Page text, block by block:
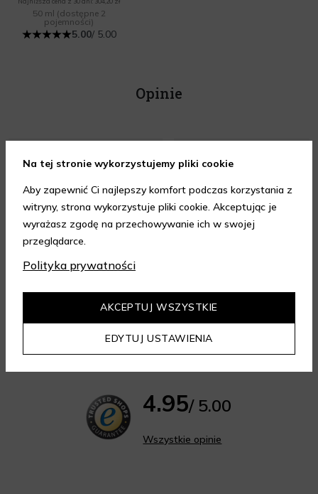
50 ml (dostępne 2
pojemności)
5.00/ 5.00
Opinie
Bardzo szybka realizacja
zamówienia. Perfumy
zapakowane perfekcyjnie.
Opinia z dnia 07.08.2026 r.
Szybka dostawa, wszystko
ok.
Opinia z dnia 07.08.2026 r.
4.95/ 5.00
Wszystkie opinie
Na tej stronie wykorzystujemy pliki cookie
Aby zapewnić Ci najlepszy komfort podczas korzystania z
witryny, strona wykorzystuje pliki cookie. Akceptując je
wyrażasz zgodę na przechowywanie ich w swojej
przeglądarce.
Polityka prywatności
EDYTUJ USTAWIENIA
AKCEPTUJ WSZYSTKIE